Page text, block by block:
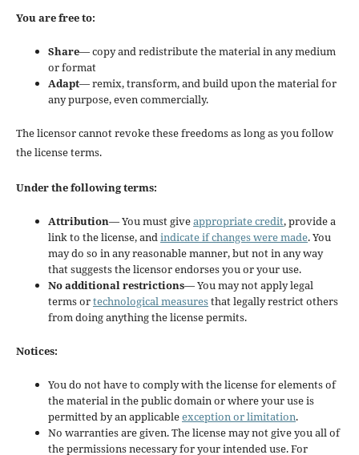
You are free to:
Share— copy and redistribute the material in any medium
or format
Adapt— remix, transform, and build upon the material for
any purpose, even commercially.
The licensor cannot revoke these freedoms as long as you follow
the license terms.
Under the following terms:
Attribution— You must giveappropriate credit, provide a
link to the license, andindicate if changes were made. You
may do so in any reasonable manner, but not in any way
that suggests the licensor endorses you or your use.
No additional restrictions— You may not apply legal
terms ortechnological measuresthat legally restrict others
from doing anything the license permits.
Notices:
You do not have to comply with the license for elements of
the material in the public domain or where your use is
permitted by an applicableexception or limitation.
No warranties are given. The license may not give you all of
the permissions necessary for your intended use. For